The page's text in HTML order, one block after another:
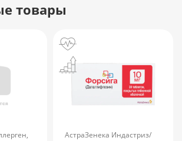
товары
АстраЗенека Индастриз/